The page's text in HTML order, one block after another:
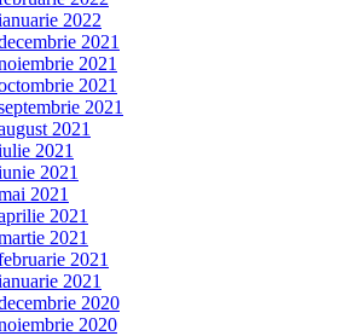
2022
2021
2021
2021
2021
2021
2021
2021
2021
2021
2021
2021
2021
2020
2020